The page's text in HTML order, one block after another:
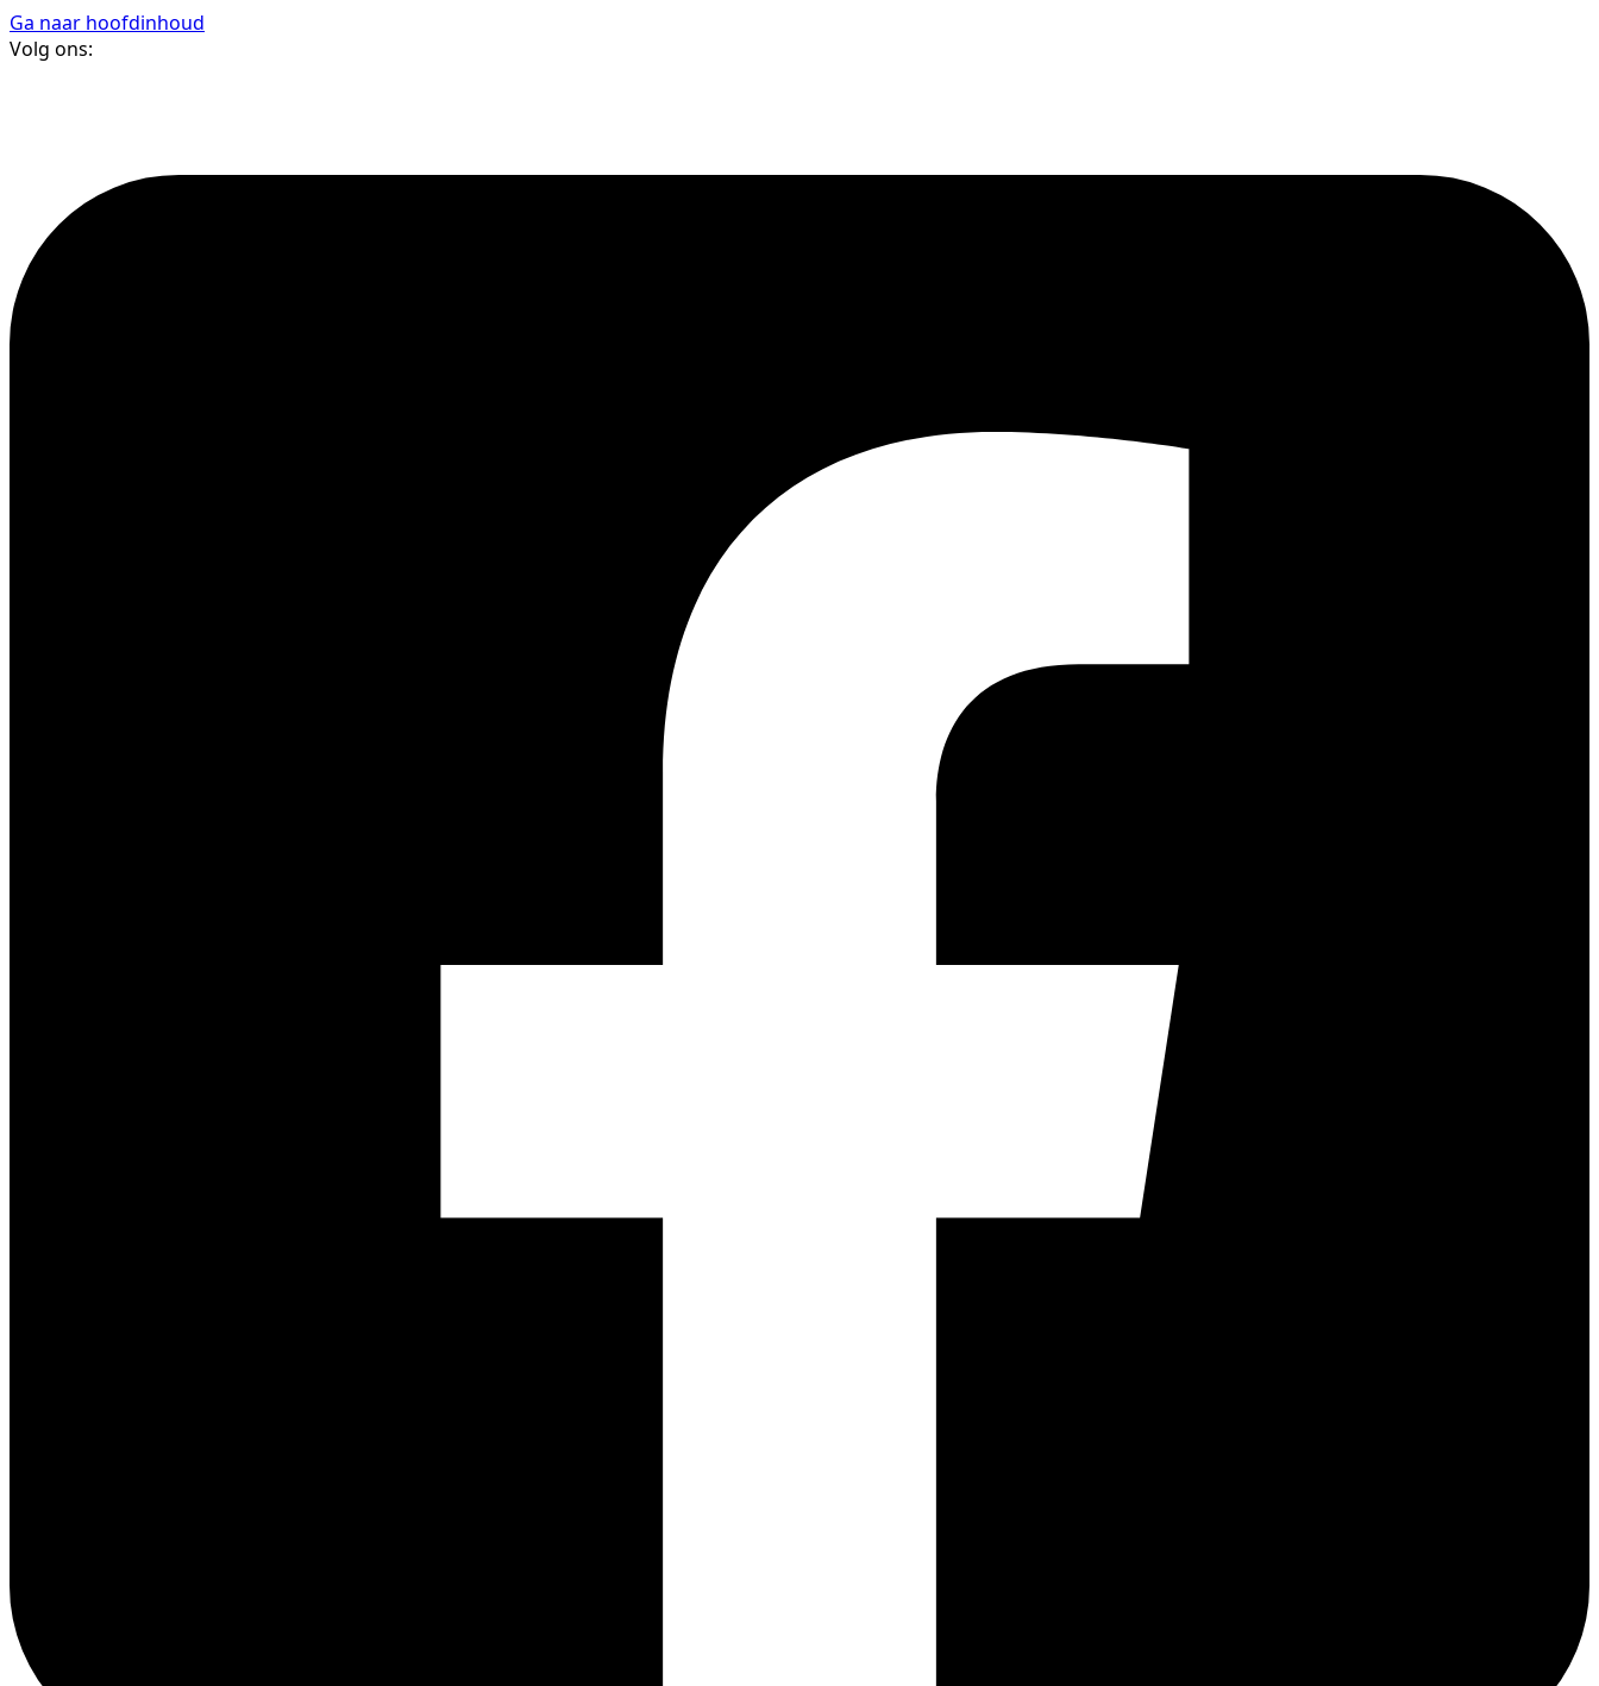
Ga naar hoofdinhoud
Volg ons: